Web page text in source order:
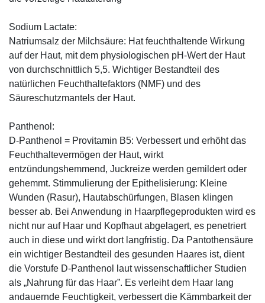
Sodium Lactate:
Natriumsalz der Milchsäure: Hat feuchthaltende Wirkung
auf der Haut, mit dem physiologischen pH-Wert der Haut
von durchschnittlich 5,5. Wichtiger Bestandteil des
natürlichen Feuchthaltefaktors (NMF) und des
Säureschutzmantels der Haut.
Panthenol:
D-Panthenol = Provitamin B5: Verbessert und erhöht das
Feuchthaltevermögen der Haut, wirkt
entzündungshemmend, Juckreize werden gemildert oder
gehemmt. Stimmulierung der Epithelisierung: Kleine
Wunden (Rasur), Hautabschürfungen, Blasen klingen
besser ab. Bei Anwendung in Haarpflegeprodukten wird es
nicht nur auf Haar und Kopfhaut abgelagert, es penetriert
auch in diese und wirkt dort langfristig. Da Pantothensäure
ein wichtiger Bestandteil des gesunden Haares ist, dient
die Vorstufe D-Panthenol laut wissenschaftlicher Studien
als „Nahrung für das Haar”. Es verleiht dem Haar lang
andauernde Feuchtigkeit, verbessert die Kämmbarkeit der